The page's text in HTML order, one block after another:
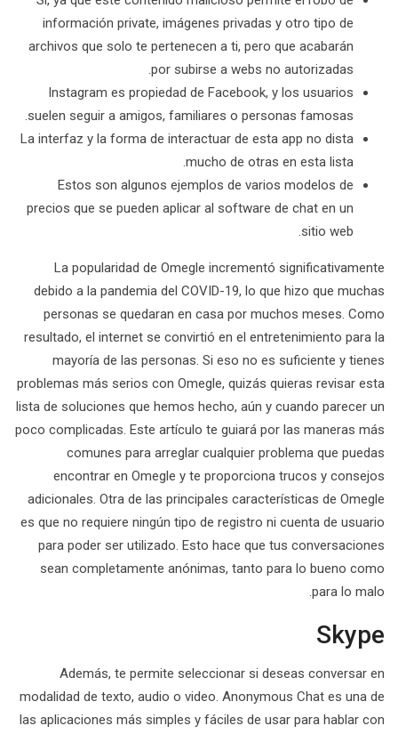
información private, imágenes privadas y otro tipo de
archivos que solo te pertenecen a ti, pero que acabarán
por subirse a webs no autorizadas.
Instagram es propiedad de Facebook, y los usuarios
suelen seguir a amigos, familiares o personas famosas.
La interfaz y la forma de interactuar de esta app no dista
mucho de otras en esta lista.
Estos son algunos ejemplos de varios modelos de
precios que se pueden aplicar al software de chat en un
sitio web.
La popularidad de Omegle incrementó significativamente
debido a la pandemia del COVID-19, lo que hizo que muchas
personas se quedaran en casa por muchos meses. Como
resultado, el internet se convirtió en el entretenimiento para la
mayoría de las personas. Si eso no es suficiente y tienes
problemas más serios con Omegle, quizás quieras revisar esta
lista de soluciones que hemos hecho, aún y cuando parecer un
poco complicadas. Este artículo te guiará por las maneras más
comunes para arreglar cualquier problema que puedas
encontrar en Omegle y te proporciona trucos y consejos
adicionales. Otra de las principales características de Omegle
es que no requiere ningún tipo de registro ni cuenta de usuario
para poder ser utilizado. Esto hace que tus conversaciones
sean completamente anónimas, tanto para lo bueno como
para lo malo.
Skype
Además, te permite seleccionar si deseas conversar en
modalidad de texto, audio o video. Anonymous Chat es una de
las aplicaciones más simples y fáciles de usar para hablar con